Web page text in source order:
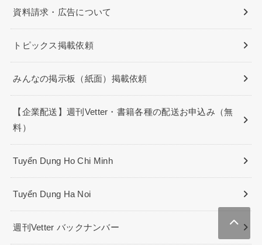
資料請求・広告について
トピックス掲載依頼
みんなの掲示板（紙面）掲載依頼
【企業配送】週刊Vetter・書籍各種の配送お申込み（無
料）
Tuyển Dụng Ho Chi Minh
Tuyển Dụng Ha Noi
週刊Vetter バックナンバー